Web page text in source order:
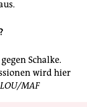
Schalke.
wird hier
MAF